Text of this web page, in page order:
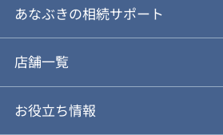
あなぶきの仲介
あなぶきの買取
仲介と買取のメリット・デメリット
物件を探す
購入の流れ
購入前も後も安心サポート
あなぶきの相続サポート
店舗一覧
お役立ち情報